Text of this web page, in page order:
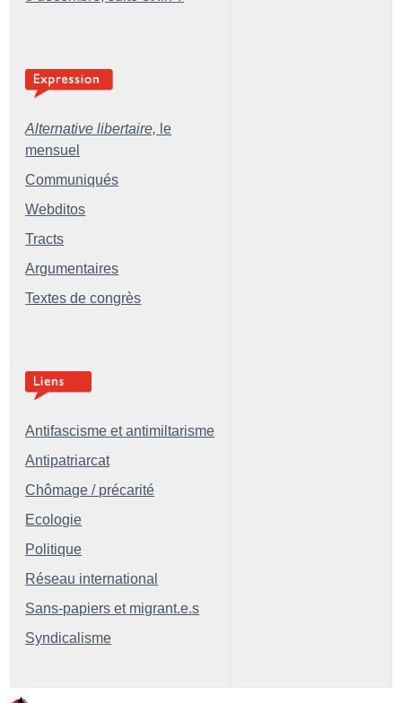
Alternative libertaire, le
mensuel
Communiqués
Webditos
Tracts
Argumentaires
Textes de congrès
Antifascisme et antimiltarisme
Antipatriarcat
Chômage / précarité
Ecologie
Politique
Réseau international
Sans-papiers et migrant.e.s
Syndicalisme